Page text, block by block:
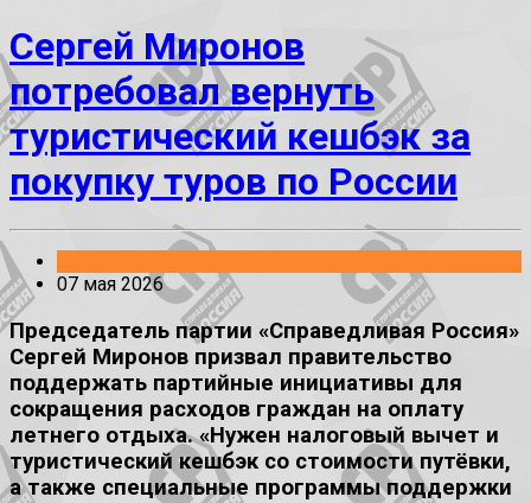
Сергей Миронов
потребовал вернуть
туристический кешбэк за
покупку туров по России
07 мая 2026
Председатель партии «Справедливая Россия»
Сергей Миронов призвал правительство
поддержать партийные инициативы для
сокращения расходов граждан на оплату
летнего отдыха. «Нужен налоговый вычет и
туристический кешбэк со стоимости путёвки,
а также специальные программы поддержки